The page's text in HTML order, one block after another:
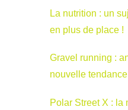
La nutrition : un
en plus de place !
Gravel running :
nouvelle tendance
Polar Street X : la